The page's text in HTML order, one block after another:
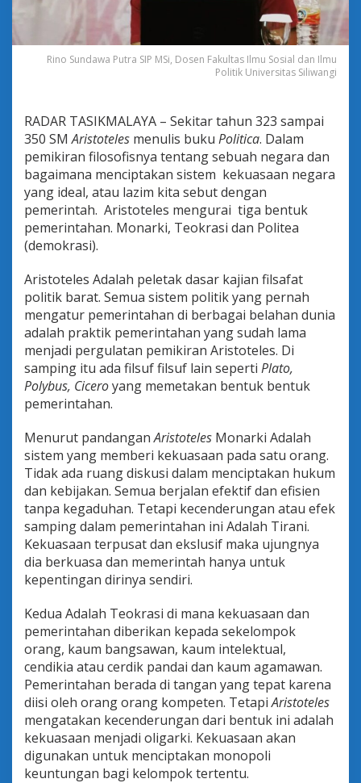
a
d
a
a
b
i
l
i
t
a
s
i
t
i
I
n
d
o
i
a
Rino Sundawa Putra SIP MSi, Dosen Fakultas Ilmu Sosial dan Ilmu
Politik Universitas Siliwangi
RADAR TASIKMALAYA – Sekitar tahun 323 sampai
350 SMAristoteles menulis buku Politica. Dalam
pemikiran filosofisnya tentang sebuah negara dan
bagaimana menciptakan sistem kekuasaan negara
yang ideal, atau lazim kita sebut dengan
pemerintah. Aristoteles mengurai tiga bentuk
pemerintahan. Monarki, Teokrasi dan Politea
(demokrasi).
Aristoteles Adalah peletak dasar kajian filsafat
politik barat. Semua sistem politik yang pernah
mengatur pemerintahan di berbagai belahan dunia
adalah praktik pemerintahan yang sudah lama
menjadi pergulatan pemikiran Aristoteles. Di
samping itu ada filsuf filsuf lain seperti Plato,
Polybus, Ciceroyang memetakan bentuk bentuk
pemerintahan.
Menurut pandanganAristoteles Monarki Adalah
sistem yang memberi kekuasaan pada satu orang.
Tidak ada ruang diskusi dalam menciptakan hukum
dan kebijakan. Semua berjalan efektif dan efisien
tanpa kegaduhan. Tetapi kecenderungan atau efek
samping dalam pemerintahan ini Adalah Tirani.
Kekuasaan terpusat dan ekslusif maka ujungnya
dia berkuasa dan memerintah hanya untuk
kepentingan dirinya sendiri.
Kedua Adalah Teokrasi di mana kekuasaan dan
pemerintahan diberikan kepada sekelompok
orang, kaum bangsawan, kaum intelektual,
cendikia atau cerdik pandai dan kaum agamawan.
Pemerintahan berada di tangan yang tepat karena
diisi oleh orang orang kompeten. TetapiAristoteles
mengatakan kecenderungan dari bentuk ini adalah
kekuasaan menjadi oligarki. Kekuasaan akan
digunakan untuk menciptakan monopoli
keuntungan bagi kelompok tertentu.